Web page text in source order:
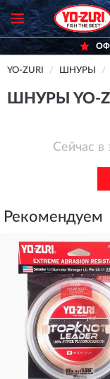
YO-ZURI ШНУРЫ
ШНУРЫ YO-
Сейчас в
Рекомендуем